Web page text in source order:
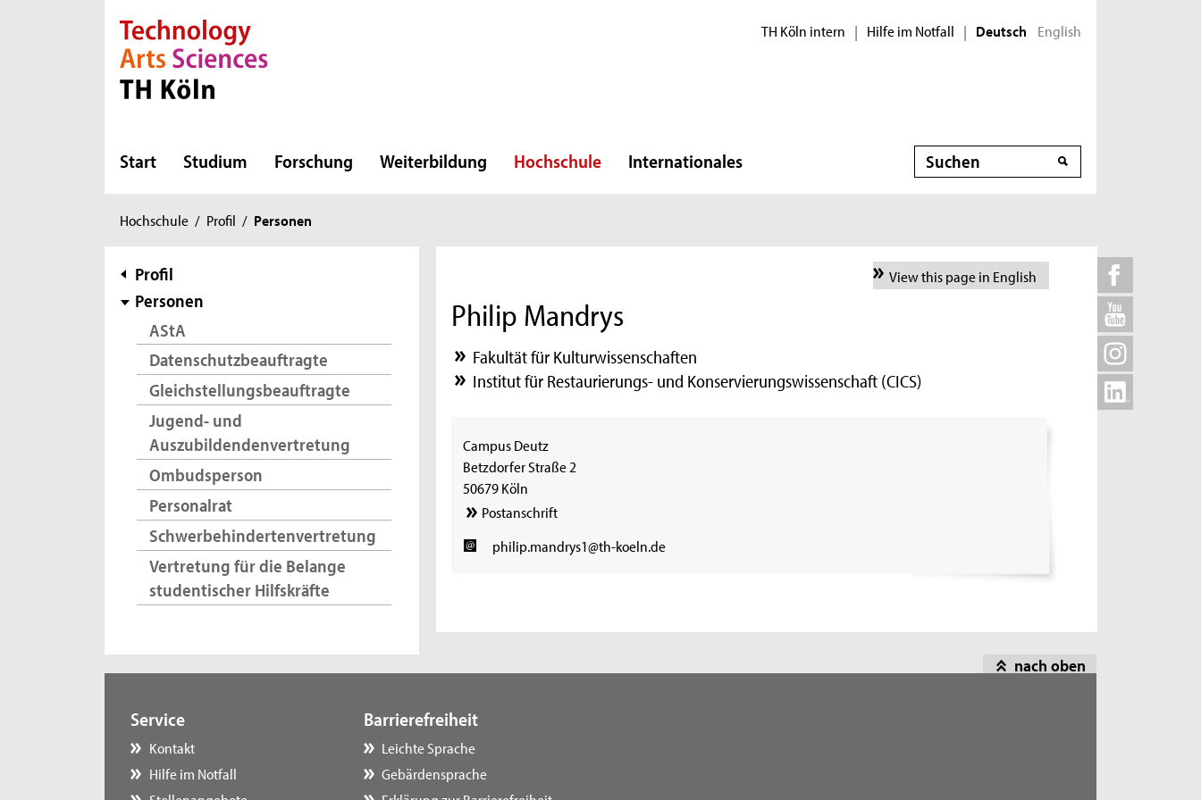
Direkt zur Hauptnavigation
Direkt zur Subnavigation
Direkt zum Inhalt
Direkt zum Fußbereich TH Köln intern | Hilfe im Notfall | Deutsch English
Start Studium Forschung Weiterbildung Hochschule Internationales Suche
Sie
hier:
Hochschule / Profil / Personen
Subnavigation
Profil
Personen
AStA
Datenschutzbeauftragte
Gleichstellungsbeauftragte
Jugend- und
Auszubildendenvertretung
Ombudsperson
Personalrat
Schwerbehindertenvertretung
Vertretung für die Belange
studentischer Hilfskräfte
View this page in English
Philip Mandrys
Fakultät für Kulturwissenschaften
Institut für Restaurierungs- und Konservierungswissenschaft (CICS)
Campus Deutz
Betzdorfer Straße 2
50679 Köln
Postanschrift
philip.mandrys1@th-koeln.de
nach oben
Service
Kontakt
Hilfe im Notfall
Barrierefreiheit
Leichte Sprache
Gebärdensprache